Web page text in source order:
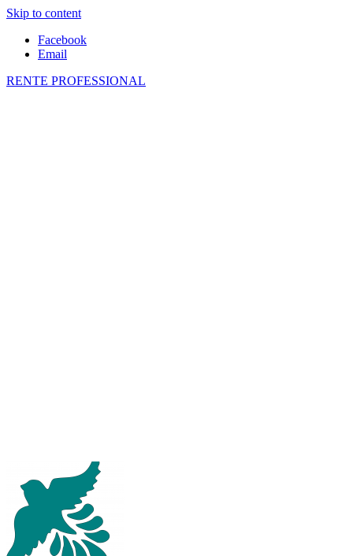
Skip to content
Facebook
Email
RENTE PROFESSIONAL